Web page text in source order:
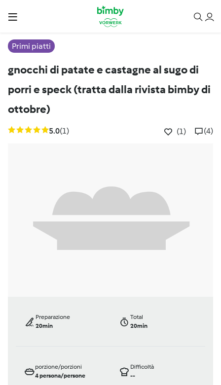
Primi piatti
gnocchi di patate e castagne al sugo di
porri e speck (tratta dalla rivista bimby di
ottobre)
5.0(1) (1) (4)
Preparazione
20min
Total
20min
porzione/porzioni
4persona/persone
Difficoltà
--